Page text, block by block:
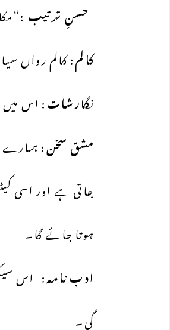
حسنِ ترتیب
کالم: کالم رواں
نگارشات: اس
مشقسخن: ہمارے
جاتی ہے اور اسی
ہوتا جائے گا۔
ادبنامہ: اس
گی۔